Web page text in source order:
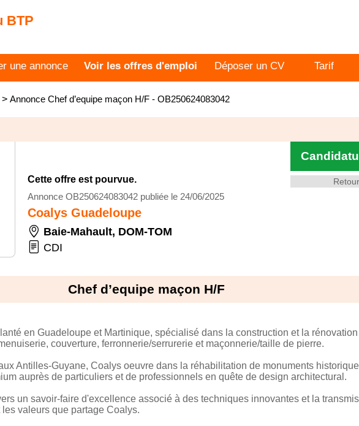
BTP
une annonce Voir les offres d'emploi Déposer un CV Tarif
> Annonce Chef d’equipe maçon H/F - OB250624083042
Cette offre est pourvue.
Annonce OB250624083042 publiée le 24/06/2025
Coalys Guadeloupe
Baie-Mahault, DOM-TOM
CDI
Chef d’equipe maçon H/F
en Guadeloupe et Martinique, spécialisé dans la construction et la
couverture, ferronnerie/serrurerie et maçonnerie/taille de pierre.
Antilles-Guyane, Coalys oeuvre dans la réhabilitation de monuments
auprès de particuliers et de professionnels en quête de design architectural.
un savoir-faire d'excellence associé à des techniques innovantes et la
valeurs que partage Coalys.